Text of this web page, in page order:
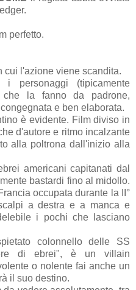
perfetto.
cui l'azione viene scandita.
personaggi (tipicamente
che la fanno da padrone,
e ben elaborata.
è evidente. Film diviso in
d'autore e ritmo incalzante
alla poltrona dall'inizio alla
americani capitanati dal
bastardi fino al midollo.
occupata durante la II°
a destra e a manca e
i pochi che lasciano
colonnello delle SS
di ebrei", è un villain
o nolente fai anche un
il suo destino.